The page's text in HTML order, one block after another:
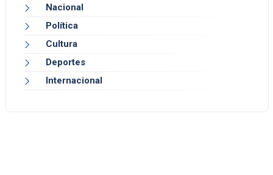
Nacional
Política
Cultura
Deportes
Internacional